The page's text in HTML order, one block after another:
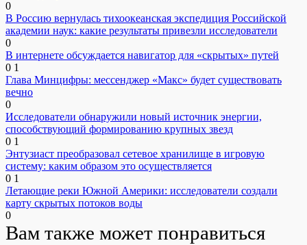
0
В Россию вернулась тихоокеанская экспедиция Российской
академии наук: какие результаты привезли исследователи
0
В интернете обсуждается навигатор для «скрытых» путей
0 1
Глава Минцифры: мессенджер «Макс» будет существовать
вечно
0
Исследователи обнаружили новый источник энергии,
способствующий формированию крупных звезд
0 1
Энтузиаст преобразовал сетевое хранилище в игровую
систему: каким образом это осуществляется
0 1
Летающие реки Южной Америки: исследователи создали
карту скрытых потоков воды
0
Вам также может понравиться